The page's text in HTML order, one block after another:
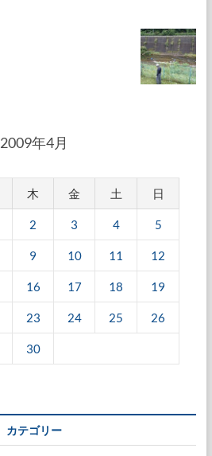
2009年4月
木 金 土 日
2 3 4 5
9 10 11 12
16 17 18 19
23 24 25 26
30
カテゴリー